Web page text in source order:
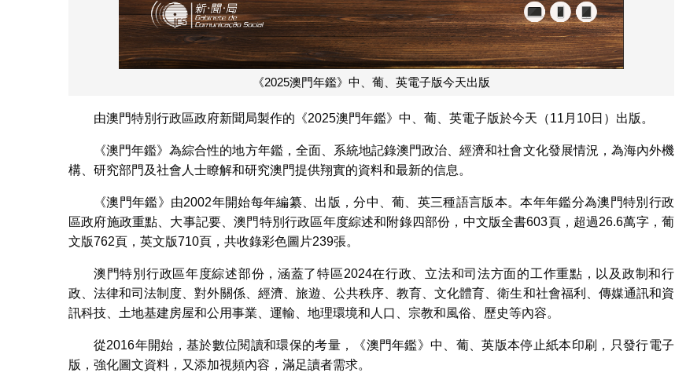
《2025澳門年鑑》中、葡、英電子版今天出版
由澳門特別行政區政府新聞局製作的《2025澳門年鑑》中、葡、英電子版於今天（11月10日）出版。
《澳門年鑑》為綜合性的地方年鑑，全面、系統地記錄澳門政治、經濟和社會文化發展情況，為海內外機
構、研究部門及社會人士瞭解和研究澳門提供翔實的資料和最新的信息。
《澳門年鑑》由2002年開始每年編纂、出版，分中、葡、英三種語言版本。本年年鑑分為澳門特別行政
區政府施政重點、大事記要、澳門特別行政區年度綜述和附錄四部份，中文版全書603頁，超過26.6萬字，葡
文版762頁，英文版710頁，共收錄彩色圖片239張。
澳門特別行政區年度綜述部份，涵蓋了特區2024在行政、立法和司法方面的工作重點，以及政制和行
政、法律和司法制度、對外關係、經濟、旅遊、公共秩序、教育、文化體育、衛生和社會福利、傳媒通訊和資
訊科技、土地基建房屋和公用事業、運輸、地理環境和人口、宗教和風俗、歷史等內容。
從2016年開始，基於數位閱讀和環保的考量，《澳門年鑑》中、葡、英版本停止紙本印刷，只發行電子
版，強化圖文資料，又添加視頻內容，滿足讀者需求。